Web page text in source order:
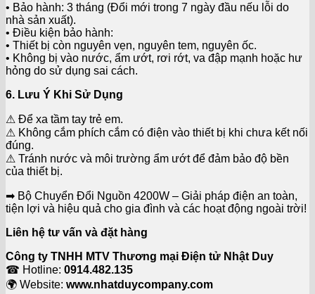
• Bảo hành: 3 tháng (Đổi mới trong 7 ngày đầu nếu lỗi do
nhà sản xuất).
• Điều kiện bảo hành:
• Thiết bị còn nguyên vẹn, nguyên tem, nguyên ốc.
• Không bị vào nước, ẩm ướt, rơi rớt, va đập mạnh hoặc hư
hỏng do sử dụng sai cách.
6. Lưu Ý Khi Sử Dụng
⚠ Để xa tầm tay trẻ em.
⚠ Không cắm phích cắm có điện vào thiết bị khi chưa kết nối
đúng.
⚠ Tránh nước và môi trường ẩm ướt để đảm bảo độ bền
của thiết bị.
➡ Bộ Chuyển Đổi Nguồn 4200W – Giải pháp điện an toàn,
tiện lợi và hiệu quả cho gia đình và các hoạt động ngoài trời!
Liên hệ tư vấn và đặt hàng
Công ty TNHH MTV Thương mại Điện tử Nhật Duy
☎ Hotline: 0914.482.135
🌍 Website: www.nhatduycompany.com